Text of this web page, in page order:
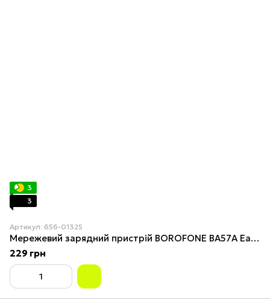
3
3
Артикул: 656-01325
Мережевий зарядний пристрій BOROFONE BA57A Easy Speed single port PD20W charger White
229 грн